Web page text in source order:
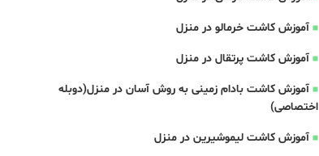
آموزش کاشت خرمالو در منزل
آموزش کاشت پرتقال در منزل
آموزش کاشت بادام زمینی به روش آسان در منزل(دوبله
اختصاصی)
آموزش کاشت لیموشیرین در منزل